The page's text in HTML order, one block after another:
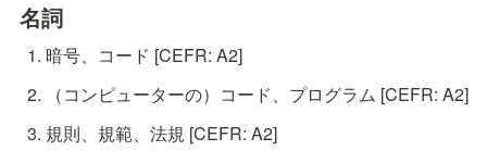
名詞
暗号、コード [CEFR: A2]
（コンピューターの）コード、プログラム [CEFR: A2]
規則、規範、法規 [CEFR: A2]